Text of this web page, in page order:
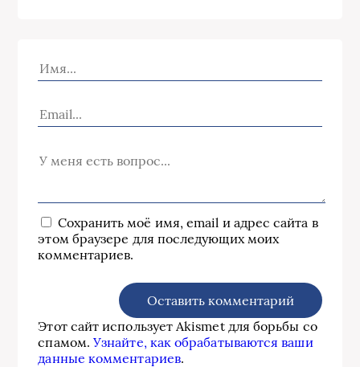
Сохранить моё имя, email и адрес сайта в
этом браузере для последующих моих
комментариев.
Этот сайт использует Akismet для борьбы со
спамом.Узнайте, как обрабатываются ваши
данные комментариев.